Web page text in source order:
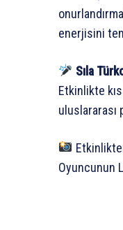
enerjisini
Sıla
Etkinlikte
uluslararası
Oyuncunun